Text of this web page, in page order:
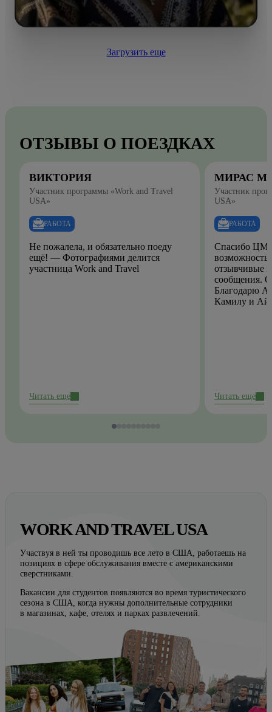
Загрузить еще
ОТЗЫВЫ О ПОЕЗДКАХ
ВИКТОРИЯ
Участник программы «Work and Travel
USA»
РАБОТА
Не пожалела, и обязательно поеду
ещё! — Фотографиями делится
участница Work and Travel
Читать еще
МИРАС
Участник
USA»
РАБОТА
Спасибо ЦМО
отзывчивые
сообщения.
Благодарю
Камилу и
Читать еще
WORK AND TRAVEL USA
Участвуя в ней ты проводишь все лето в США, работаешь на
позициях в сфере обслуживания вместе с американскими
сверстниками.
Вакансии для студентов появляются во время туристического
сезона в США, когда нужны дополнительные сотрудники
в магазинах, кафе, отелях и парках развлечений.